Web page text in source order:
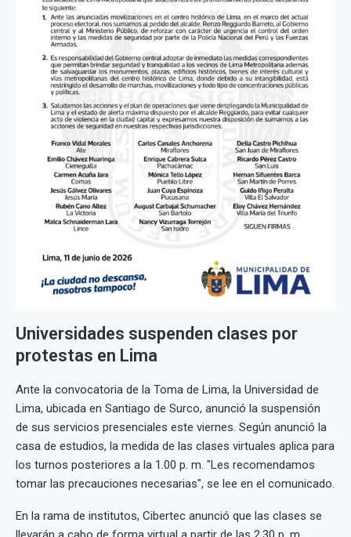
Universidades suspenden clases por
protestas en Lima
Ante la convocatoria de la Toma de Lima, la Universidad de
Lima, ubicada en Santiago de Surco, anunció la suspensión
de sus servicios presenciales este viernes. Según anunció la
casa de estudios, la medida de las clases virtuales aplica para
los turnos posteriores a la 1.00 p. m. "Les recomendamos
tomar las precauciones necesarias", se lee en el comunicado.
En la rama de institutos, Cibertec anunció que las clases se